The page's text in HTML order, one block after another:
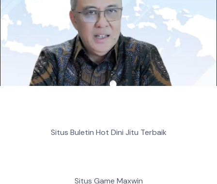
Situs Buletin Hot Dini Jitu Terbaik
Situs Game Maxwin